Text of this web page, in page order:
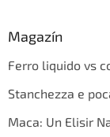
Magazín
Ferro liquido vs
Stanchezza e
Maca: Un Elisir